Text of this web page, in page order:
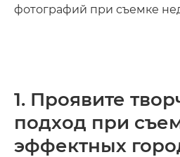
фотографий при съемке
1. Проявите
подход при
эффектных